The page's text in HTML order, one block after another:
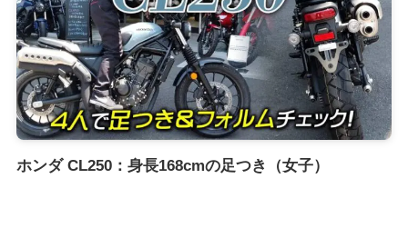
ホンダ CL250：身長168cmの足つき（女子）